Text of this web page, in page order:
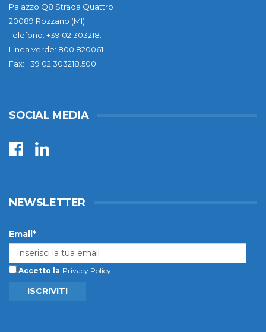
Palazzo Q8 Strada Quattro
20089 Rozzano (MI)
Telefono: +39 02 303218.1
Linea verde: 800 820061
Fax: +39 02 303218.500
SOCIAL MEDIA
NEWSLETTER
Email*
Accetto la Privacy Policy
ISCRIVITI